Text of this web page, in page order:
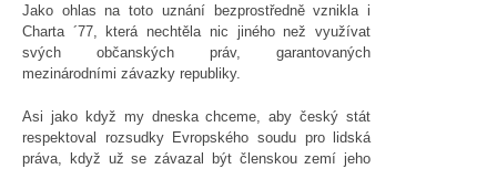
Jako ohlas na toto uznání bezprostředně vznikla i
Charta ´77, která nechtěla nic jiného než využívat
svých občanských práv, garantovaných
mezinárodními závazky republiky.
Asi jako když my dneska chceme, aby český stát
respektoval rozsudky Evropského soudu pro lidská
práva, když už se závazal být členskou zemí jeho